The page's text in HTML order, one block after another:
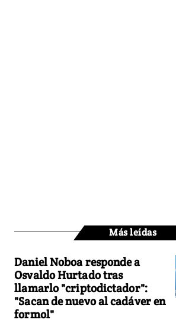
Más leídas
Daniel Noboa responde a
Osvaldo Hurtado tras
llamarlo "criptodictador":
"Sacan de nuevo al cadáver en
formol"